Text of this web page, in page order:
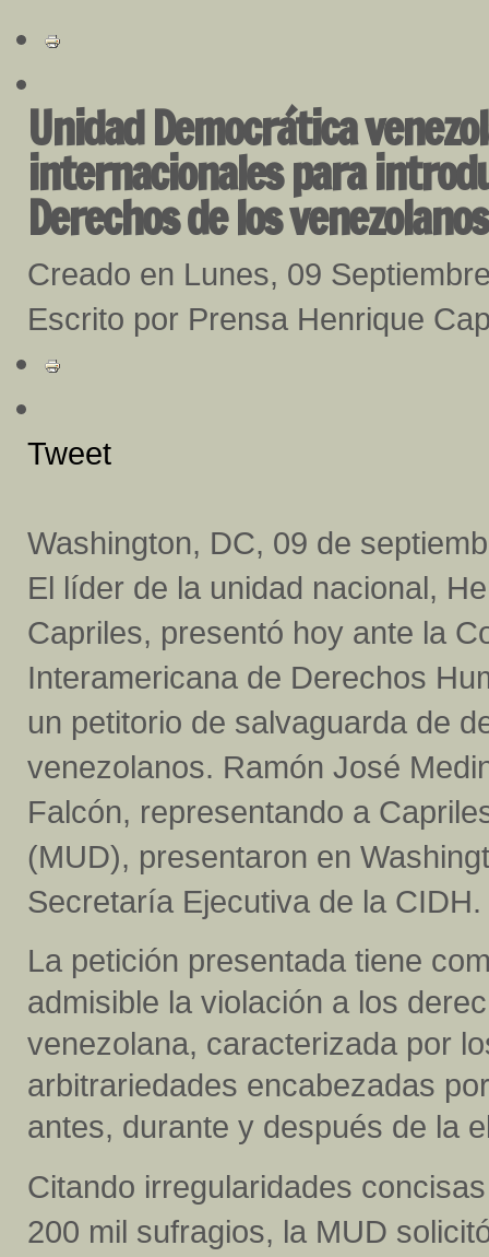
Unidad Democrática
internacionales para
Derechos de los venezolanos
Creado en Lunes, 09
Escrito por Prensa Henrique
Tweet
Washington, DC, 09 de
El líder de la unidad nacional,
Capriles, presentó hoy ante la
Interamericana de Derechos
un petitorio de salvaguarda de
venezolanos. Ramón José
Falcón, representando a
(MUD), presentaron en
Secretaría Ejecutiva de la CIDH.
La petición presentada tiene
admisible la violación a los
venezolana, caracterizada por
arbitrariedades encabezadas
antes, durante y después de la
Citando irregularidades
200 mil sufragios, la MUD